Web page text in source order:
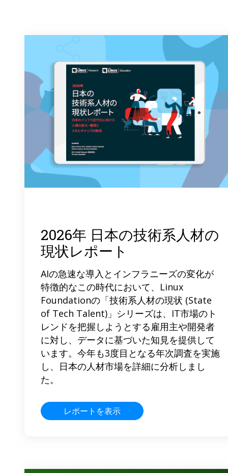
2026年 日本の技術系人材の
現状レポート
AIの急速な導入とインフラニーズの変化が
特徴的なこの時代において、Linux
Foundationの「技術系人材の現状 (State
of Tech Talent)」シリーズは、IT市場のト
レンドを把握しようとする雇用主や開発者
に対し、データに基づいた知見を提供して
います。今年も3度目となる年次調査を実施
し、日本の人材市場を詳細に分析しまし
た。
レポートを表示